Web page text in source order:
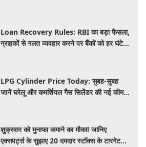
Loan Recovery Rules: RBI का बड़ा फैसला,
ग्राहकों से गलत व्यवहार करने पर बैंकों को हर घंटे
LPG Cylinder Price Today: सुबह-सुबह
जानें घरेलू और कमर्शियल गैस सिलेंडर की नई कीमत,
शुक्रवार को मुनाफा कमाने का मौका! जानिए
एक्सपर्ट्स के सुझाए 20 दमदार स्टॉक्स के टारगेट